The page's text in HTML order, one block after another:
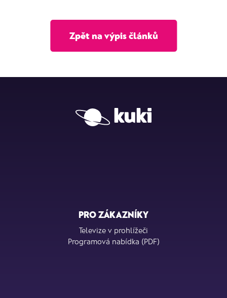
Zpět na výpis článků
PRO ZÁKAZNÍKY
Televize v prohlížeči
Programová nabídka (PDF)